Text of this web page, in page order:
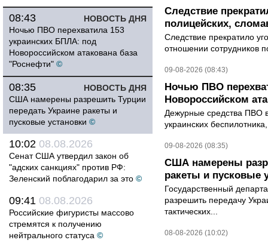
НОВОСТЬ ДНЯ
08:43
Ночью ПВО перехватила 153
украинских БПЛА: под
Новороссийском атакована база
"Роснефти" ©
НОВОСТЬ ДНЯ
08:35
США намерены разрешить Турции
передать Украине ракеты и
пусковые установки ©
10:02 08.08.2026
Сенат США утвердил закон об
"адских санкциях" против РФ:
Зеленский поблагодарил за это ©
09:41 08.08.2026
Российские фигуристы массово
стремятся к получению
нейтрального статуса ©
Следствие
полицейских,
Следствие прекратило
отношении сотрудников
09-08-2026 (08:43)
Ночью ПВО
Новороссийском
Дежурные средства ПВО
украинских
09-08-2026 (08:35)
США намерены
ракеты и пусковые
Государственный
разрешить передачу
тактических...
08-08-2026 (10:02)